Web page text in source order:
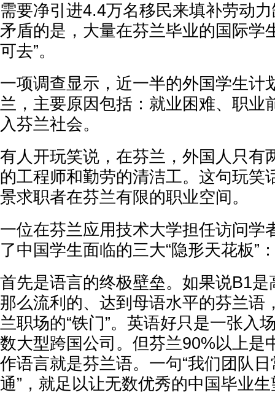
需要净引进4.4万名移民来填补劳动
矛盾的是，大量在芬兰毕业的国际学
可去”。
一项调查显示，近一半的外国学生计
兰，主要原因包括：就业困难、职业
入芬兰社会。
有人开玩笑说，在芬兰，外国人只有
的工程师和勤劳的清洁工。这句玩笑
景求职者在芬兰有限的职业空间。
一位在芬兰应用技术大学担任访问学
了中国学生面临的三大“隐形天花板”
首先是语言的终极壁垒。如果说B1
那么流利的、达到母语水平的芬兰语
兰职场的“铁门”。英语好只是一张入
数大型跨国公司。但芬兰90%以上是
作语言就是芬兰语。一句“我们团队
通”，就足以让无数优秀的中国毕业